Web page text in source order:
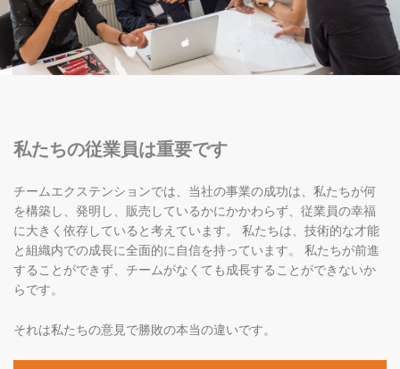
私たちの従業員は重要です
チームエクステンションでは、当社の事業の成功は、私たちが何
を構築し、発明し、販売しているかにかかわらず、従業員の幸福
に大きく依存していると考えています。 私たちは、技術的な才能
と組織内での成長に全面的に自信を持っています。 私たちが前進
することができず、チームがなくても成長することができないか
らです。
それは私たちの意見で勝敗の本当の違いです。